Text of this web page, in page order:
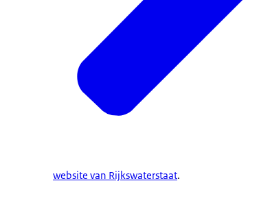
website van Rijkswaterstaat.